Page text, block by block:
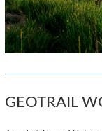
GEOTRAIL